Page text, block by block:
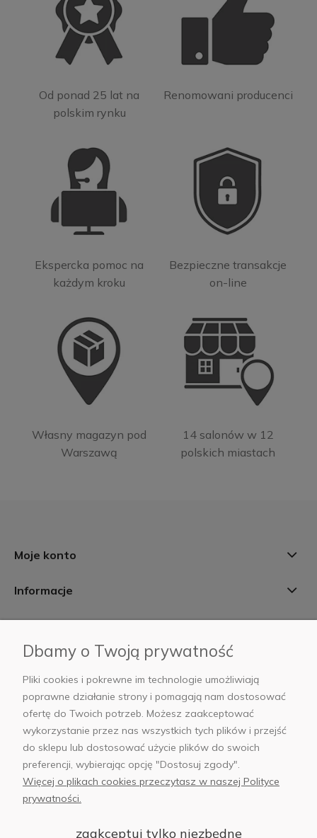
Od ponad 25 lat na
polskim rynku
Renomowani producenci
Ekspercka pomoc na
każdym kroku
Bezpieczne transakcje
on-line
Własny magazyn pod
Warszawą
14 salonów w 12
polskich miastach
Moje konto
Informacje
AB Foto
sklep@abfoto.pl
+48 797 971 275
Dbamy o Twoją prywatność
Pliki cookies i pokrewne im technologie umożliwiają
poprawne działanie strony i pomagają nam dostosować
ofertę do Twoich potrzeb. Możesz zaakceptować
wykorzystanie przez nas wszystkich tych plików i przejść
do sklepu lub dostosować użycie plików do swoich
preferencji, wybierając opcję "Dostosuj zgody".
Więcej o plikach cookies przeczytasz w naszej Polityce
prywatności.
zaakceptuj tylko niezbędne